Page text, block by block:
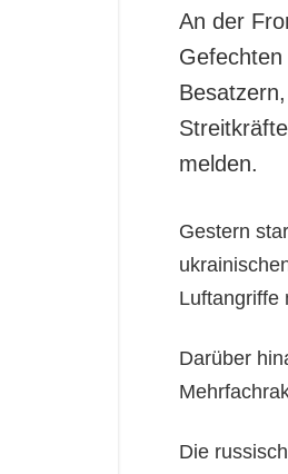
An der
melden.
Gestern
Luftangriffe
Darüber
Die